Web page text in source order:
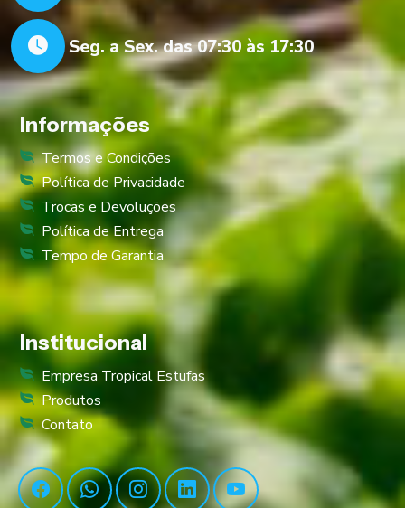
Seg. a Sex. das 07:30 às 17:30
Informações
Termos e Condições
Política de Privacidade
Trocas e Devoluções
Política de Entrega
Tempo de Garantia
Institucional
Empresa Tropical Estufas
Produtos
Contato